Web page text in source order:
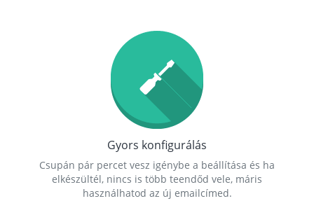
Gyors konfigurálás
Csupán pár percet vesz igénybe a beállítása és ha
elkészültél, nincs is több teendőd vele, máris
használhatod az új emailcímed.